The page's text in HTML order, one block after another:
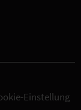
Einstellung